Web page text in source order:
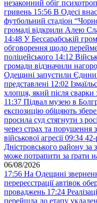
незаконний обіг
гривень 15:56 В Одесі
футбольний стадіон
громаді відкрили Алею
14:48 У Бессарабській
обговорення щодо
поліцейського 14:12
громади відзначили
Одещині запустили
представлені 12:02
хлопця, який після сварки
11:37 Підвал музею в
експозицію обіцяють
просила суд стягнути з
через страх та порушення
військової агресії 09:34 42-
Дністровського району за
може потрапити за ґрати
06/08/2026
17:56 На Одещині
перереєстрації автівок
проваджень 17:24
перейшла до етапу